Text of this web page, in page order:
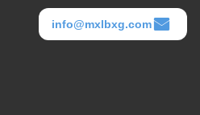
info@mxlbxg.com